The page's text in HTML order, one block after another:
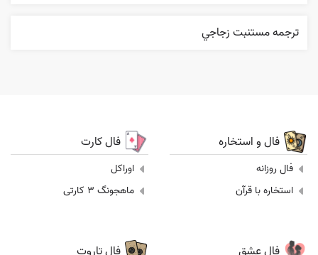
ترجمه مستنبت زجاجي
فال و استخاره
فال روزانه
استخاره با قرآن
فال کارت
اوراکل
ماهجونگ 3 کارتی